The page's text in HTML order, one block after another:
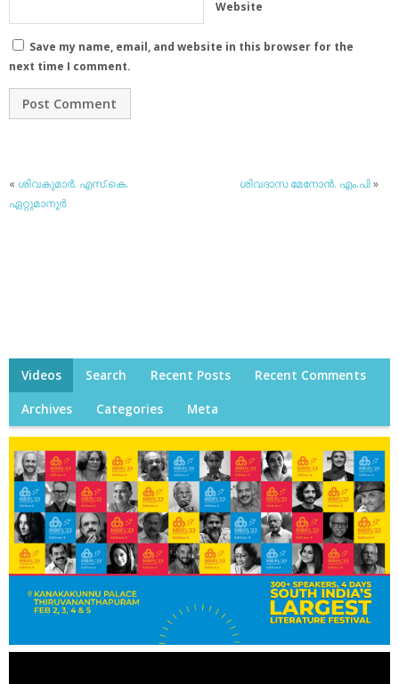
Website
Save my name, email, and website in this browser for the
next time I comment.
« ശിവകുമാര്‍. എസ്.കെ.
ഏറ്റുമാനൂര്‍
ശിവദാസ മേനോന്‍. എം.പി»
Videos Search Recent Posts Recent Comments
Archives Categories Meta